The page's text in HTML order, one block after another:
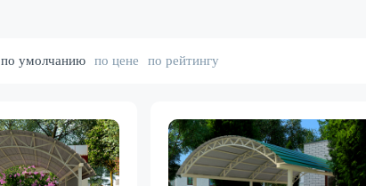
по умолчанию по цене по рейтингу